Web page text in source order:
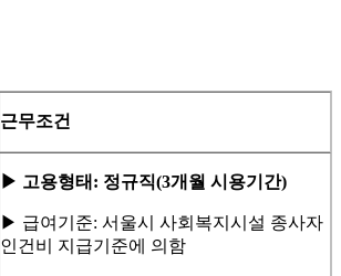
근무조건
▶ 고용형태 : 정규직(3개월 시용기간)
▶ 급여기준: 서울시 사회복지시설 종사자
인건비 지급기준에 의함